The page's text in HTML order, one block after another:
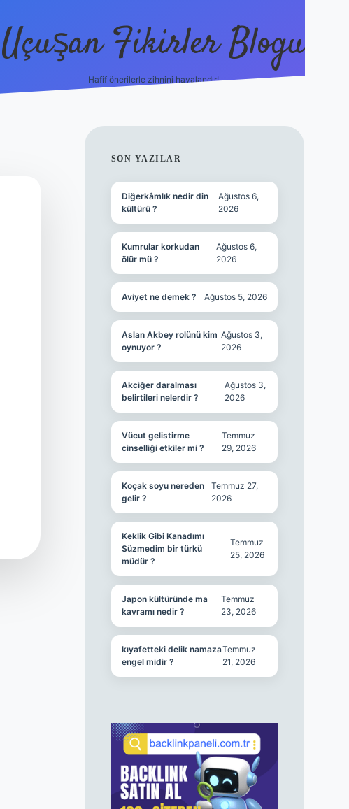
Uçuşan Fikirler Blogu
Hafif önerilerle zihnini havalandır!
SIDEBAR
SON YAZILAR
Diğerkâmlık nedir din
kültürü ?
Ağustos 6,
2026
Kumrular korkudan
ölür mü ?
Ağustos 6,
2026
Aviyet ne demek ? Ağustos 5, 2026
Aslan Akbey rolünü kim
oynuyor ?
Ağustos 3,
2026
Akciğer daralması
belirtileri nelerdir ?
Ağustos 3,
2026
Vücut gelistirme
cinselliği etkiler mi ?
Temmuz
29, 2026
Koçak soyu nereden
gelir ?
Temmuz 27,
2026
Keklik Gibi Kanadımı
Süzmedim bir türkü
müdür ?
Temmuz
25, 2026
Japon kültüründe ma
kavramı nedir ?
Temmuz
23, 2026
kıyafetteki delik namaza
engel midir ?
Temmuz
21, 2026
hiltonbet güncel giriş